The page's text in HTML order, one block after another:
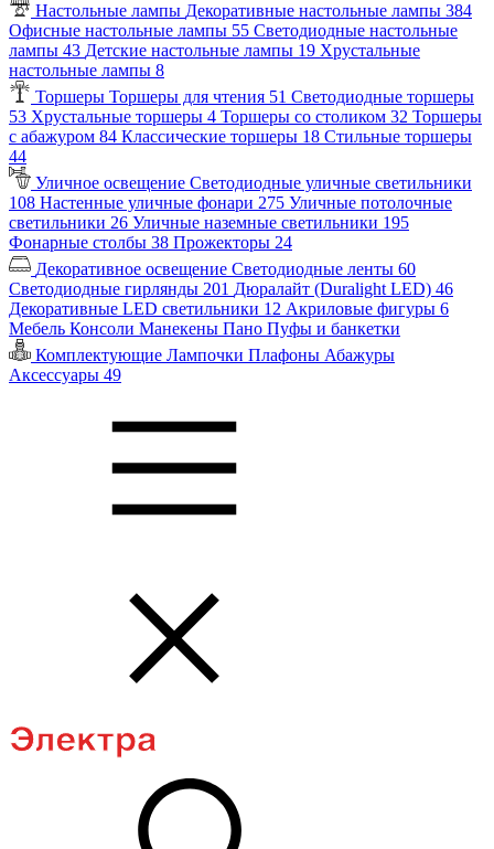
Настольные лампы Декоративные настольные лампы 384
Офисные настольные лампы 55 Светодиодные настольные
лампы 43 Детские настольные лампы 19 Хрустальные
настольные лампы 8
Торшеры Торшеры для чтения 51 Светодиодные торшеры
53 Хрустальные торшеры 4 Торшеры со столиком 32 Торшеры
с абажуром 84 Классические торшеры 18 Стильные торшеры
44
Уличное освещение Светодиодные уличные светильники
108 Настенные уличные фонари 275 Уличные потолочные
светильники 26 Уличные наземные светильники 195
Фонарные столбы 38 Прожекторы 24
Декоративное освещение Светодиодные ленты 60
Светодиодные гирлянды 201 Дюралайт (Duralight LED) 46
Декоративные LED светильники 12 Акриловые фигуры 6
Мебель Консоли Манекены Пано Пуфы и банкетки
Комплектующие Лампочки Плафоны Абажуры
Аксессуары 49